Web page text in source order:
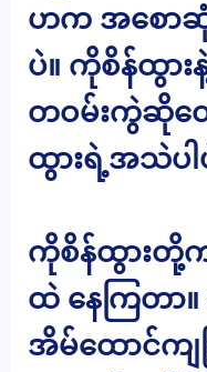
ဟက အစောဆုံ
ပဲ။ ကိုစိန်ထွ
တဝမ်းကွဲဆို
ထွားရဲ့အသဲပါ
ကိုစိန်ထွားတို့
ထဲ နေကြတ
အိမ်ထောင်ကျ